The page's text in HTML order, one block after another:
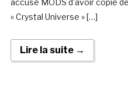
accusé MODS d’avoir copié
« Crystal Universe » […]
Lire la suite →